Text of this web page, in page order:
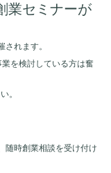
業セミナーが
れます。
を検討している方は奮
。
随時創業相談を受け付け